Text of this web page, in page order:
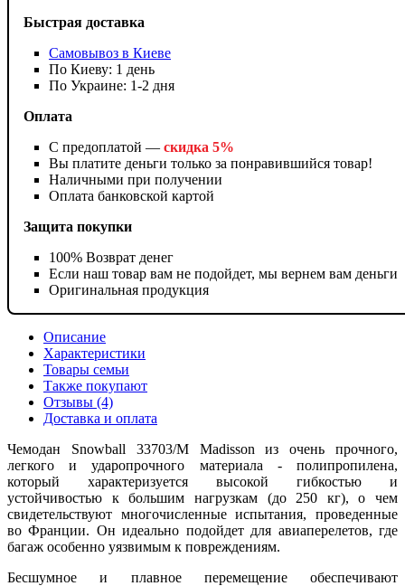
Быстрая доставка
Самовывоз в Киеве
По Киеву: 1 день
По Украине: 1-2 дня
Оплата
С предоплатой — скидка 5%
Вы платите деньги только за понравившийся товар!
Наличными при получении
Оплата банковской картой
Защита покупки
100% Возврат денег
Если наш товар вам не подойдет, мы вернем вам деньги
Оригинальная продукция
Описание
Характеристики
Товары семьи
Также покупают
Отзывы (4)
Доставка и оплата
Чемодан Snowball 33703/M Madisson из очень прочного,
легкого и ударопрочного материала - полипропилена,
который характеризуется высокой гибкостью и
устойчивостью к большим нагрузкам (до 250 кг), о чем
свидетельствуют многочисленные испытания, проведенные
во Франции. Он идеально подойдет для авиаперелетов, где
багаж особенно уязвимым к повреждениям.
Бесшумное и плавное перемещение обеспечивают